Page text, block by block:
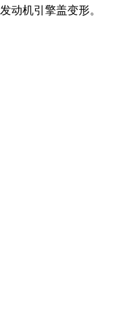
动机引擎盖变形。